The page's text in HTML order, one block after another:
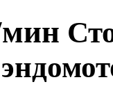
мин